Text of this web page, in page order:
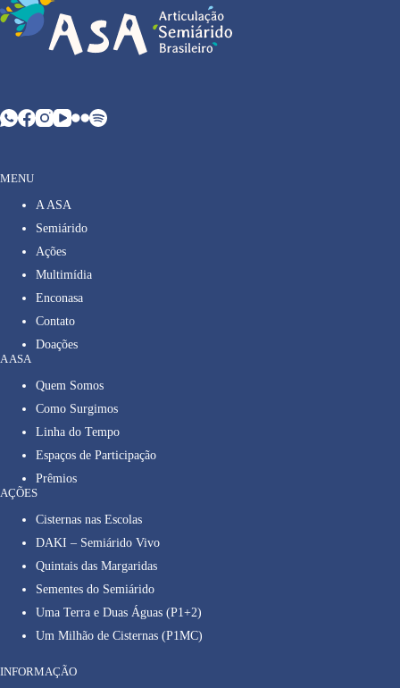
MENU
A ASA
Semiárido
Ações
Multimídia
Enconasa
Contato
Doações
A ASA
Quem Somos
Como Surgimos
Linha do Tempo
Espaços de Participação
Prêmios
AÇÕES
Cisternas nas Escolas
DAKI – Semiárido Vivo
Quintais das Margaridas
Sementes do Semiárido
Uma Terra e Duas Águas (P1+2)
Um Milhão de Cisternas (P1MC)
INFORMAÇÃO